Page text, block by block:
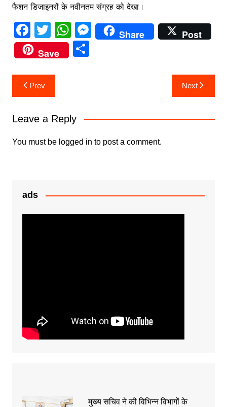
फैशन डिजाइनरों के नवीनतम संग्रह को देखा।
F
a
c
e
b
o
k
T
w
itt
er
W
h
at
p
p
M
e
er
Share
Post
Save
S
Post
navigation
Prev Next
Leave a Reply
You must be logged in to post a comment.
ads
मुख्य सचिव ने की विभिन्न विभागों के